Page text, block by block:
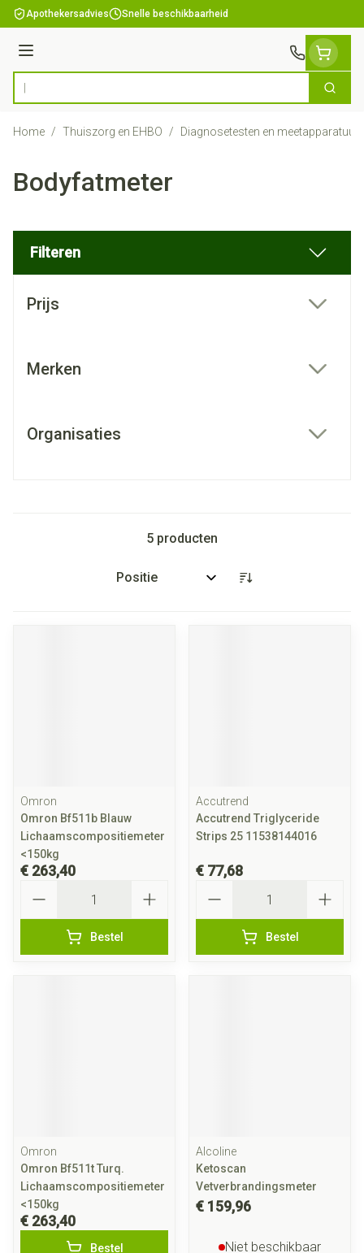
Ga naar de inhoud
Apothekersadvies Snelle beschikbaarheid
Menu
Product, merk, categorie... Zoek
Home / Thuiszorg en EHBO / Diagnosetesten en meetapparatuur
Bodyfatmeter
Filteren
Prijs
Merken
Organisaties
5 producten
Sorteer op:
Omron
Omron Bf511b Blauw
Lichaamscompositiemeter
<150kg
€ 263,40
Bestel
Accutrend
Accutrend Triglyceride
Strips 25 11538144016
€ 77,68
Bestel
Omron
Omron Bf511t Turq.
Lichaamscompositiemeter
<150kg
€ 263,40
Bestel
Alcoline
Ketoscan
Vetverbrandingsmeter
€ 159,96
Niet beschikbaar